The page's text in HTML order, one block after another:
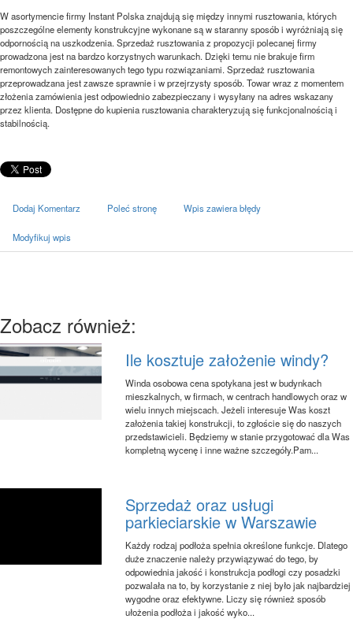
W asortymencie firmy Instant Polska znajdują się między innymi rusztowania, których
poszczególne elementy konstrukcyjne wykonane są w staranny sposób i wyróżniają się
odpornością na uszkodzenia. Sprzedaż rusztowania z propozycji polecanej firmy
prowadzona jest na bardzo korzystnych warunkach. Dzięki temu nie brakuje firm
remontowych zainteresowanych tego typu rozwiązaniami. Sprzedaż rusztowania
przeprowadzana jest zawsze sprawnie i w przejrzysty sposób. Towar wraz z momentem
złożenia zamówienia jest odpowiednio zabezpieczany i wysyłany na adres wskazany
przez klienta. Dostępne do kupienia rusztowania charakteryzują się funkcjonalnością i
stabilnością.
Dodaj Komentarz Poleć stronę Wpis zawiera błędy
Modyfikuj wpis
Zobacz również:
Ile kosztuje założenie windy?
Winda osobowa cena spotykana jest w budynkach
mieszkalnych, w firmach, w centrach handlowych oraz w
wielu innych miejscach. Jeżeli interesuje Was koszt
założenia takiej konstrukcji, to zgłoście się do naszych
przedstawicieli. Będziemy w stanie przygotować dla Was
kompletną wycenę i inne ważne szczegóły.Pam...
Sprzedaż oraz usługi
parkieciarskie w Warszawie
Każdy rodzaj podłoża spełnia określone funkcje. Dlatego
duże znaczenie należy przywiązywać do tego, by
odpowiednia jakość i konstrukcja podłogi czy posadzki
pozwalała na to, by korzystanie z niej było jak najbardziej
wygodne oraz efektywne. Liczy się również sposób
ułożenia podłoża i jakość wyko...